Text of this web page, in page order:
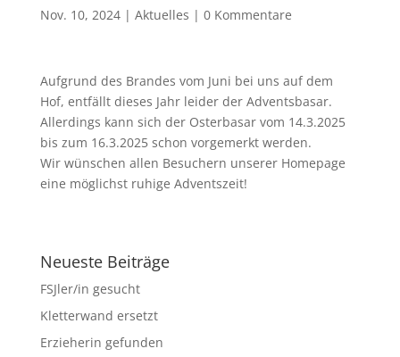
Nov. 10, 2024| Aktuelles | 0 Kommentare
Aufgrund des Brandes vom Juni bei uns auf dem
Hof, entfällt dieses Jahr leider der Adventsbasar.
Allerdings kann sich der Osterbasar vom 14.3.2025
bis zum 16.3.2025 schon vorgemerkt werden.
Wir wünschen allen Besuchern unserer Homepage
eine möglichst ruhige Adventszeit!
Neueste Beiträge
FSJler/in gesucht
Kletterwand ersetzt
Erzieherin gefunden